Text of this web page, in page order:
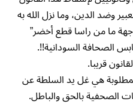
وضد الدين، وما نزل الله به
ما من راسا قطع أخضر”
الصحافة السودانية!!.
قريبا.
هي غل يد السلطة عن
الصحفية بالحق والباطل.